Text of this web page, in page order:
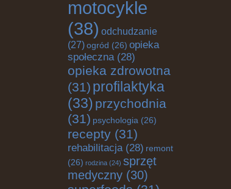
motocykle
(38) odchudzanie
(27) ogród (26) opieka
społeczna(28)
opieka zdrowotna
(31) profilaktyka
(33) przychodnia
(31) psychologia (26)
recepty (31)
rehabilitacja(28) remont
(26) rodzina (24) sprzęt
medyczny (30)